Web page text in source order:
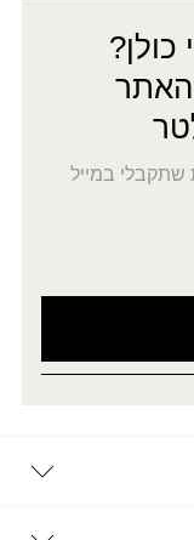
כולן?
שתקבלי במייל